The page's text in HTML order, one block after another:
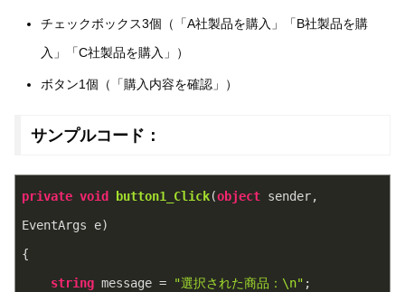
チェックボックス3個（「A社製品を購入」「B社製品を購
入」「C社製品を購入」）
ボタン1個（「購入内容を確認」）
サンプルコード：
private void button1_Click(object sender,
EventArgs e)
{
string message = "選択された商品：\n" ;